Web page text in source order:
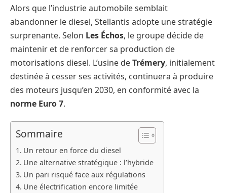
Alors que l’industrie automobile semblait
abandonner le diesel, Stellantis adopte une stratégie
surprenante. Selon Les Échos, le groupe décide de
maintenir et de renforcer sa production de
motorisations diesel. L’usine deTrémery, initialement
destinée à cesser ses activités, continuera à produire
des moteurs jusqu’en 2030, en conformité avec la
norme Euro 7.
Sommaire
Un retour en force du diesel
Une alternative stratégique : l’hybride
Un pari risqué face aux régulations
Une électrification encore limitée